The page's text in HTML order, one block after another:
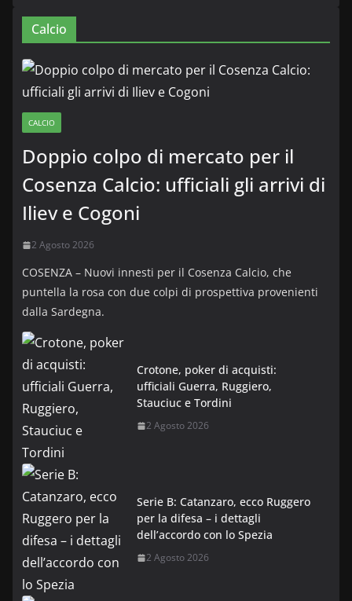
Calcio
CALCIO
Doppio colpo di mercato per il
Cosenza Calcio: ufficiali gli arrivi di
Iliev e Cogoni
2 Agosto 2026
COSENZA – Nuovi innesti per il Cosenza Calcio, che
puntella la rosa con due colpi di prospettiva provenienti
dalla Sardegna.
Crotone, poker di acquisti:
ufficiali Guerra, Ruggiero,
Stauciuc e Tordini
2 Agosto 2026
Serie B: Catanzaro, ecco Ruggero
per la difesa – i dettagli
dell’accordo con lo Spezia
2 Agosto 2026